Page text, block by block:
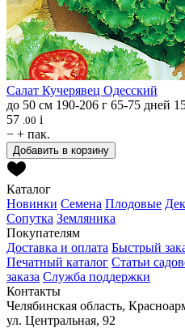
Салат Кучерявец Одесский
до 50 см 190-206 г 65-75 дней
57 .00 i
− + пак.
Добавить в корзину
Каталог
Новинки Семена Плодовые
Сопутка Земляника
Покупателям
Доставка и оплата Быстрый
Печатный каталог Статьи
заказа Служба поддержки
Контакты
Челябинская область,
ул. Центральная, 92